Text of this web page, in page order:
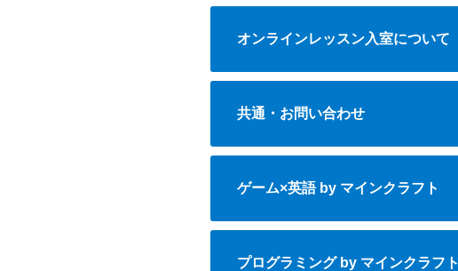
オンラインレッスン入室について
共通・お問い合わせ
ゲーム×英語 by マインクラフト
プログラミング by マインクラフト